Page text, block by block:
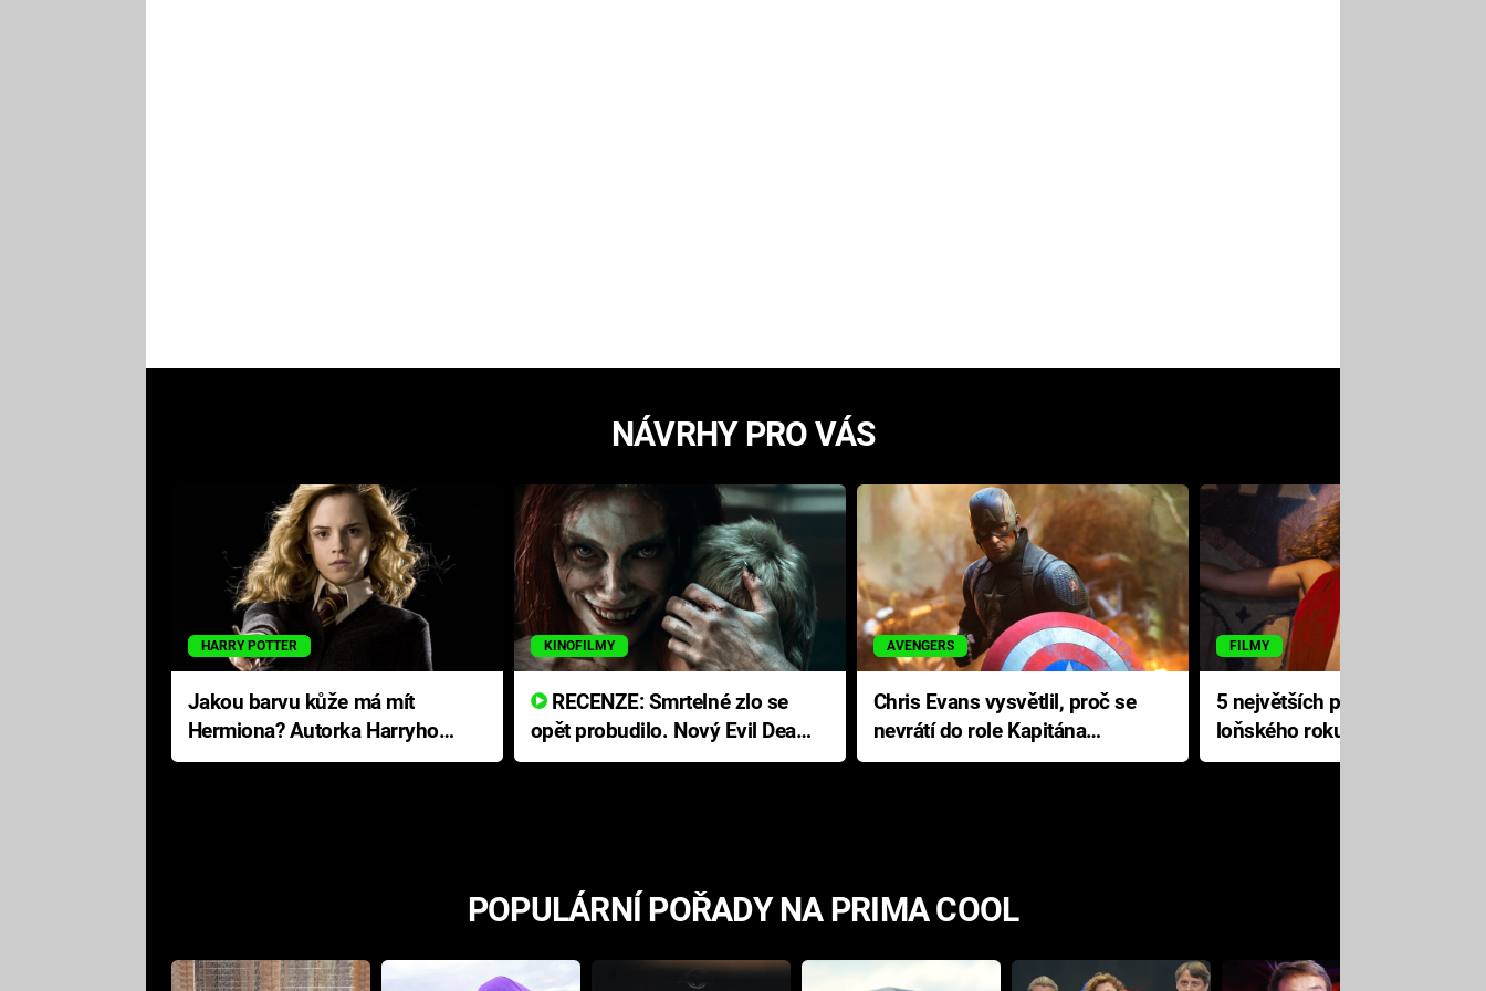
NÁVRHY PRO VÁS
HARRY POTTER
Jakou barvu kůže má mít
Hermiona? Autorka Harryho
Pottera přišla s ráznou
KINOFILMY
RECENZE: Smrtelné zlo se
opět probudilo. Nový Evil Dead
přichází s neodolatelnou
AVENGERS
Chris Evans vysvětlil, proč se
nevrátí do role Kapitána
Ameriky
FILMY
5 největších propadáků
loňského roku: Disney na
jediné katastrofě prodělal 200
POPULÁRNÍ POŘADY NA PRIMA COOL